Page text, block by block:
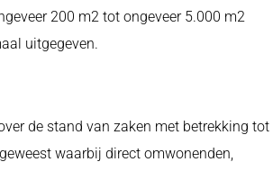
200 m2 tot ongeveer 5.000 m2
uitgegeven.
de stand van zaken met betrekking tot
waarbij direct omwonenden,